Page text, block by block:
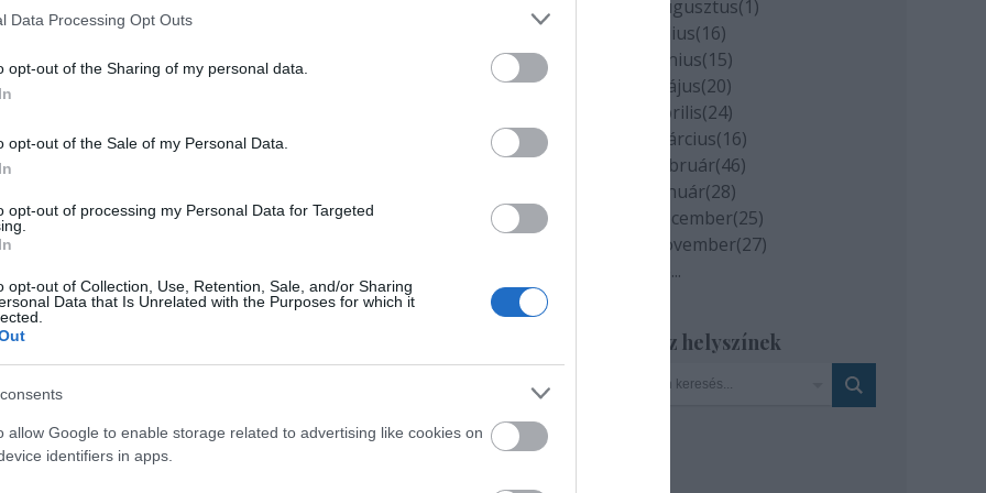
Data Processing Opt Outs
opt-out of the Sharing of my personal data.
opt-out of the Sale of my Personal Data.
opt-out of processing my Personal Data for Targeted
opt-out of Collection, Use, Retention, Sale, and/or Sharing
Data that Is Unrelated with the Purposes for which it
allow Google to enable storage related to advertising like cookies on
identifiers in apps.
világában mozog otthonosan - hiszen már többször
ismerős terep neki a cseh és szlovák színházi világ
is, és idén már második rendezését láthatja a
2020 augusztus(1)
2020 július(16)
2020 június(15)
2020 május(20)
2020 április(24)
2020 március(16)
2020 február(46)
2020 január(28)
2019 december(25)
2019 november(27)
...
Szinház helyszínek